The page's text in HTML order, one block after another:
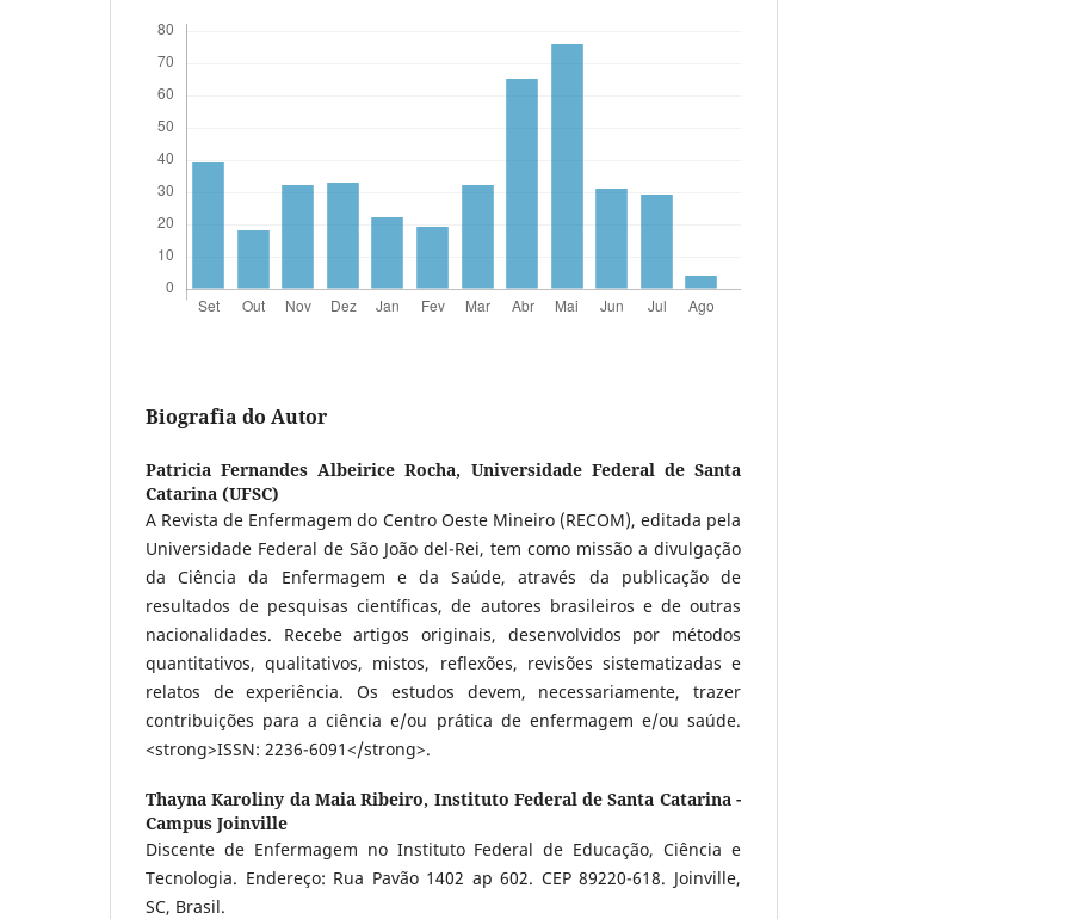
Biografia do Autor
Patricia Fernandes Albeirice Rocha, Universidade Federal de Santa
Catarina (UFSC)
A Revista de Enfermagem do Centro Oeste Mineiro (RECOM), editada pela
Universidade Federal de São João del-Rei, tem como missão a divulgação
da Ciência da Enfermagem e da Saúde, através da publicação de
resultados de pesquisas científicas, de autores brasileiros e de outras
nacionalidades. Recebe artigos originais, desenvolvidos por métodos
quantitativos, qualitativos, mistos, reflexões, revisões sistematizadas e
relatos de experiência. Os estudos devem, necessariamente, trazer
contribuições para a ciência e/ou prática de enfermagem e/ou saúde.
<strong>ISSN: 2236-6091</strong>.
Thayna Karoliny da Maia Ribeiro, Instituto Federal de Santa Catarina -
Campus Joinville
Discente de Enfermagem no Instituto Federal de Educação, Ciência e
Tecnologia. Endereço: Rua Pavão 1402 ap 602. CEP 89220-618. Joinville,
SC, Brasil.